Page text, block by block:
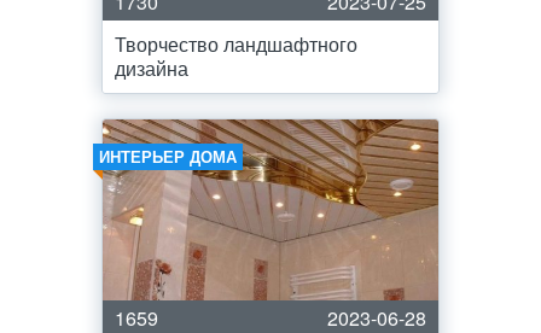
Творчество ландшафтного
дизайна
ИНТЕРЬЕР ДОМА
1659
2023-06-28